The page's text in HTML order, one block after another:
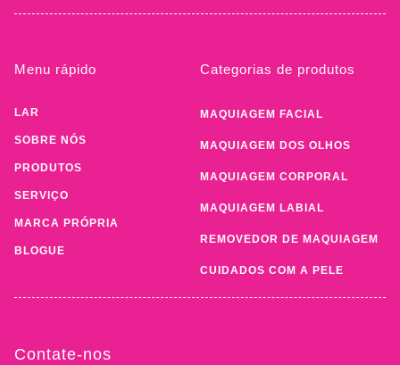
Menu rápido
LAR
SOBRE NÓS
PRODUTOS
SERVIÇO
MARCA PRÓPRIA
BLOGUE
Categorias de produtos
MAQUIAGEM FACIAL
MAQUIAGEM DOS OLHOS
MAQUIAGEM CORPORAL
MAQUIAGEM LABIAL
REMOVEDOR DE MAQUIAGEM
CUIDADOS COM A PELE
Contate-nos